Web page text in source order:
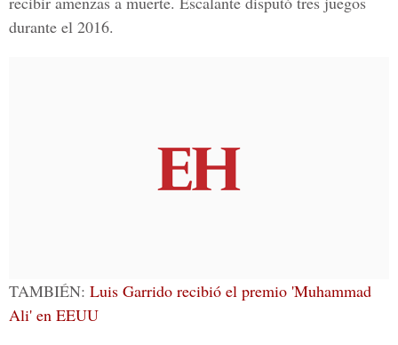
durante el 2016.
TAMBIÉN: Luis Garrido recibió el premio 'Muhammad
Ali' en EEUU